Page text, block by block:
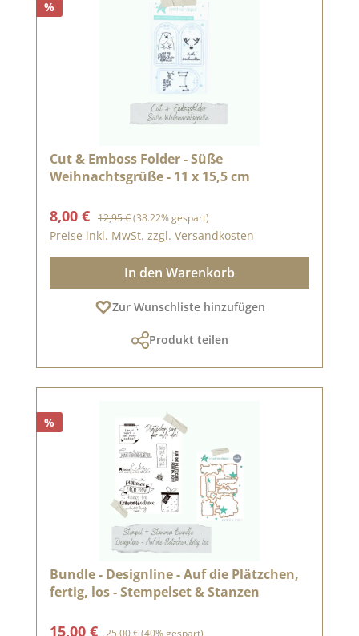
%
Cut & Emboss Folder - Süße
Weihnachtsgrüße - 11 x 15,5 cm
Verkaufspreis:
8,00 € Regulärer Preis:
12,95 €(38.22% gespart)
Preise inkl. MwSt. zzgl. Versandkosten
In den Warenkorb
Zur Wunschliste hinzufügen
Produkt teilen
%
Bundle - Designline - Auf die Plätzchen,
fertig, los - Stempelset & Stanzen
Verkaufspreis:
15,00 € Regulärer Preis:
25,00 €(40% gespart)